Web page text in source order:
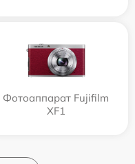
Фотоаппарат Fujifilm
XF1